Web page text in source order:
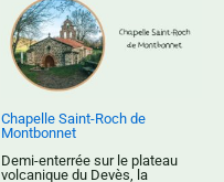
Chapelle Saint-Roch de
Montbonnet
Demi-enterrée sur le plateau
volcanique du Devès, la